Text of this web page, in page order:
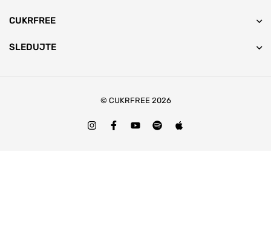
CUKRFREE
SLEDUJTE
© CUKRFREE 2026